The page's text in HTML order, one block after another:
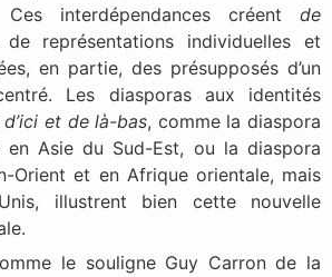
interdépendances créent de
représentations individuelles et
en partie, des présupposés d’un
Les diasporas aux identités
et de là-bas, comme la diaspora
en Asie du Sud-Est, ou la diaspora
Orient et en Afrique orientale, mais
illustrent bien cette nouvelle
le souligne Guy Carron de la